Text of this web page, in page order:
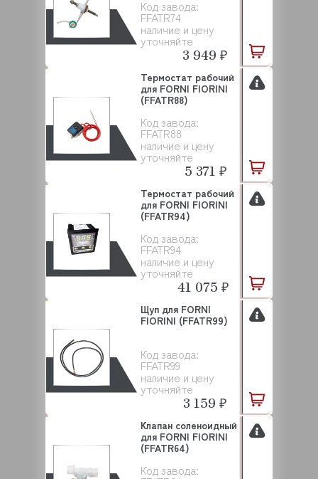
Код завода:
FFATR74
наличие и цену
уточняйте
3 949 ₽
Код завода:
FFATR88
наличие и цену
уточняйте
Термостат рабочий
для FORNI FIORINI
(FFATR88)
5 371 ₽
Код завода:
FFATR94
наличие и цену
уточняйте
Термостат рабочий
для FORNI FIORINI
(FFATR94)
41 075 ₽
Код завода:
FFATR99
наличие и цену
уточняйте
Щуп для FORNI
FIORINI (FFATR99)
3 159 ₽
Код завода:
Клапан cоленоидный
для FORNI FIORINI
(FFATR64)